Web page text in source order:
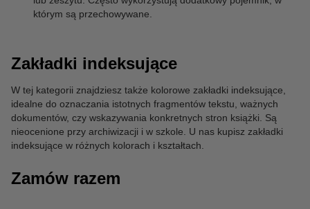
którym są przechowywane.
Zakładki indeksujące
W tej kategorii znajdziesz także kolorowe zakładki indeksujące,
idealne do oznaczania istotnych fragmentów tekstu, ważnych
dokumentów, czy wskazywania konkretnych stron książki. Są
nieocenione przy archiwizacji i w szkole. U nas kupisz zakładki
indeksujące w różnych kolorach i kształtach.
Zamów razem